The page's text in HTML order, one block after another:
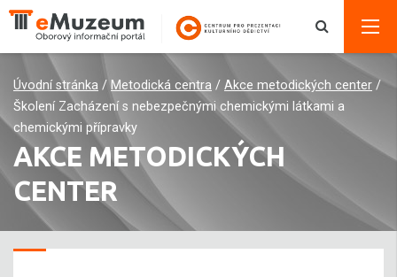
Úvodní stránka / Metodická centra / Akce metodických center /
Školení Zacházení s nebezpečnými chemickými látkami a
chemickými přípravky
AKCE METODICKÝCH
CENTER